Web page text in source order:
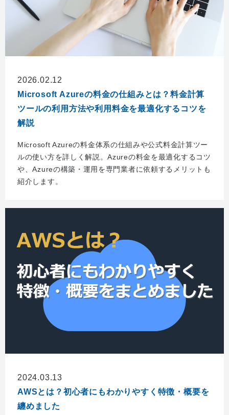
2026.02.12
Microsoft Azureの料金の仕組みとは？料金計算
ツールの利用方法や利用料金を最適化するコツを
解説
Microsoft Azureの料金体系の仕組みや公式料金計算ツー
ルの使い方を詳しく解説。Azureの料金を最適化するコツ
や、Azureの構築・運用を専門業者に依頼するメリットも
紹介します。
2024.03.13
AWSとは？初心者にもわかりやすく特徴・概要を
纏めました